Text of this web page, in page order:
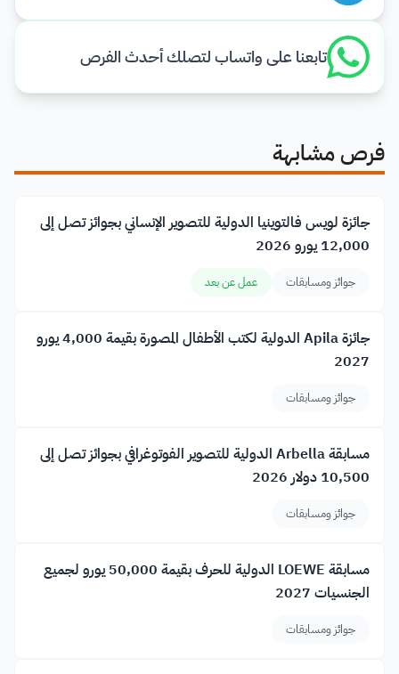
تابعنا على واتساب لتصلك أحدث الفرص
فرص مشابهة
جائزة لويس فالتوينيا الدولية للتصوير الإنساني بجوائز تصل إلى
12,000 يورو 2026
جوائز ومسابقات عمل عن بعد
جائزة Apila الدولية لكتب الأطفال المصورة بقيمة 4,000 يورو
2027
جوائز ومسابقات
مسابقة Arbella الدولية للتصوير الفوتوغرافي بجوائز تصل إلى
10,500 دولار 2026
جوائز ومسابقات
مسابقة LOEWE الدولية للحرف بقيمة 50,000 يورو لجميع
الجنسيات 2027
جوائز ومسابقات